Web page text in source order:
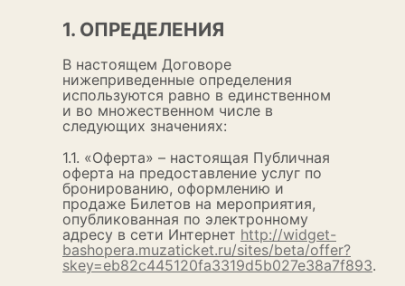
1. ОПРЕДЕЛЕНИЯ
В настоящем Договоре
нижеприведенные определения
используются равно в единственном
и во множественном числе в
следующих значениях:
1.1. «Оферта» – настоящая Публичная
оферта на предоставление услуг по
бронированию, оформлению и
продаже Билетов на мероприятия,
опубликованная по электронному
адресу в сети Интернет http://widget-
bashopera.muzaticket.ru/sites/beta/offer?
skey=eb82c445120fa3319d5b027e38a7f893.